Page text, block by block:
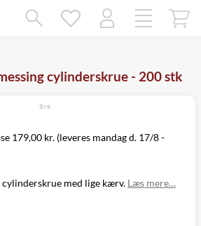
cylinderskrue - 200 stk
179,00 kr. (leveres mandag d. 17/8 -
Leveres med lige kærv. Læs mere…